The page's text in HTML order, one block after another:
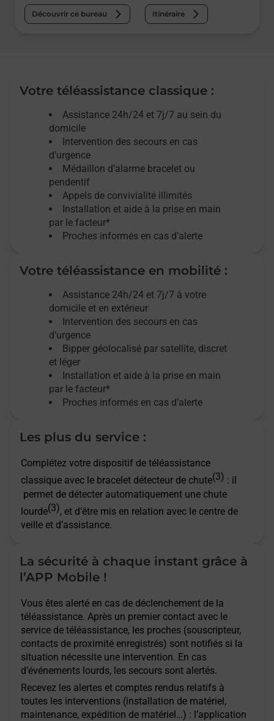
Découvrir ce bureau Itinéraire
Votre téléassistance classique :
Assistance 24h/24 et 7j/7 au sein du
domicile
Intervention des secours en cas
d’urgence
Médaillon d’alarme bracelet ou
pendentif
Appels de convivialité illimités
Installation et aide à la prise en main
par le facteur*
Proches informés en cas d'alerte
Votre téléassistance en mobilité :
Assistance 24h/24 et 7j/7 à votre
domicile et en extérieur
Intervention des secours en cas
d’urgence
Bipper géolocalisé par satellite, discret
et léger
Installation et aide à la prise en main
par le facteur*
Proches informés en cas d’alerte
Les plus du service :
Complétez votre dispositif de téléassistance
classique avec le bracelet détecteur de chute(3) : il
permet de détecter automatiquement une chute
lourde(3), et d’être mis en relation avec le centre de
veille et d’assistance.
La sécurité à chaque instant grâce à
l’APP Mobile !
Vous êtes alerté en cas de déclenchement de la
téléassistance. Après un premier contact avec le
service de téléassistance, les proches (souscripteur,
contacts de proximité enregistrés) sont notifiés si la
situation nécessite une intervention. En cas
d’événements lourds, les secours sont alertés.
Recevez les alertes et comptes rendus relatifs à
toutes les interventions (installation de matériel,
maintenance, expédition de matériel…) : l’application